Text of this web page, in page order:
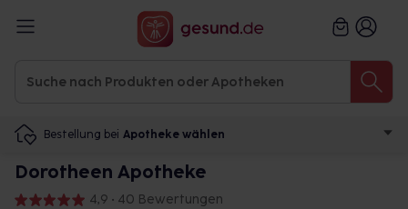
Bestellung bei Apotheke wählen
Dorotheen Apotheke
4,9 • 40 Bewertungen